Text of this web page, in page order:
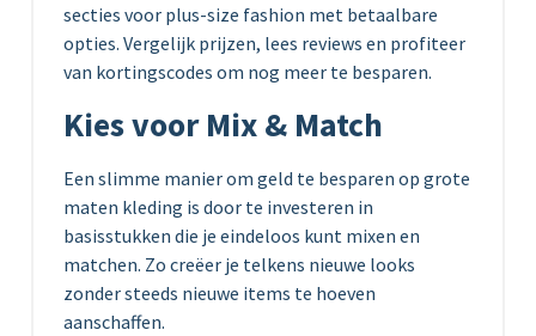
secties voor plus-size fashion met betaalbare
opties. Vergelijk prijzen, lees reviews en profiteer
van kortingscodes om nog meer te besparen.
Kies voor Mix & Match
Een slimme manier om geld te besparen op grote
maten kleding is door te investeren in
basisstukken die je eindeloos kunt mixen en
matchen. Zo creëer je telkens nieuwe looks
zonder steeds nieuwe items te hoeven
aanschaffen.